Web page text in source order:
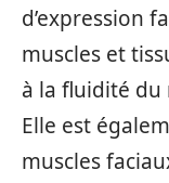
d’expression
muscles et
à la fluidité du
Elle est
muscles